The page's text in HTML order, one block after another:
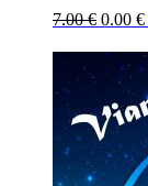
7.00€ 0.00 €